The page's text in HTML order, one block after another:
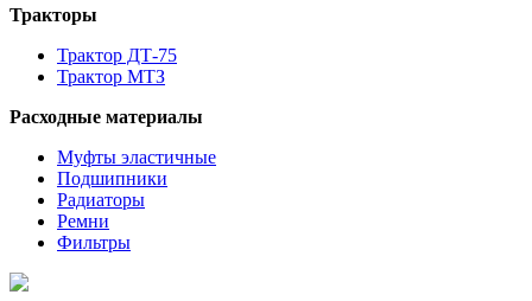
Тракторы
Трактор ДТ-75
Трактор МТЗ
Расходные материалы
Муфты эластичные
Подшипники
Радиаторы
Ремни
Фильтры